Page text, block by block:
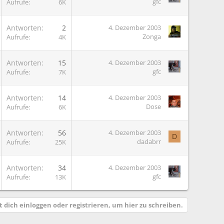
Antworten 2
Aufrufe 4K
4. Dezember 2003
Zonga
Antworten 15
Aufrufe 7K
4. Dezember 2003
gfc
Antworten 14
Aufrufe 6K
4. Dezember 2003
Dose
Antworten 56
Aufrufe 25K
4. Dezember 2003
dadabrr
D
Antworten 34
Aufrufe 13K
4. Dezember 2003
gfc
dich einloggen oder registrieren, um hier zu schreiben.